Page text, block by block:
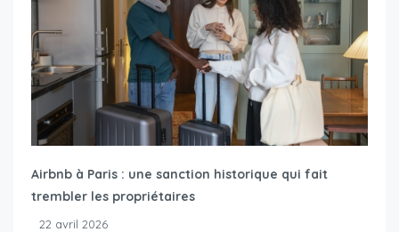
Airbnb à Paris : une sanction historique qui fait
trembler les propriétaires
22 avril 2026